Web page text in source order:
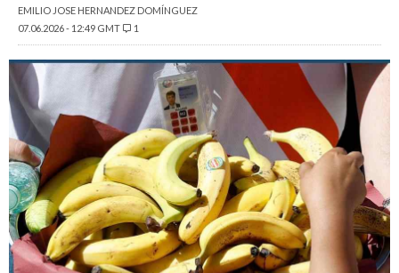
EMILIO JOSE HERNANDEZ DOMÍNGUEZ
07.06.2026 - 12:49 GMT
1